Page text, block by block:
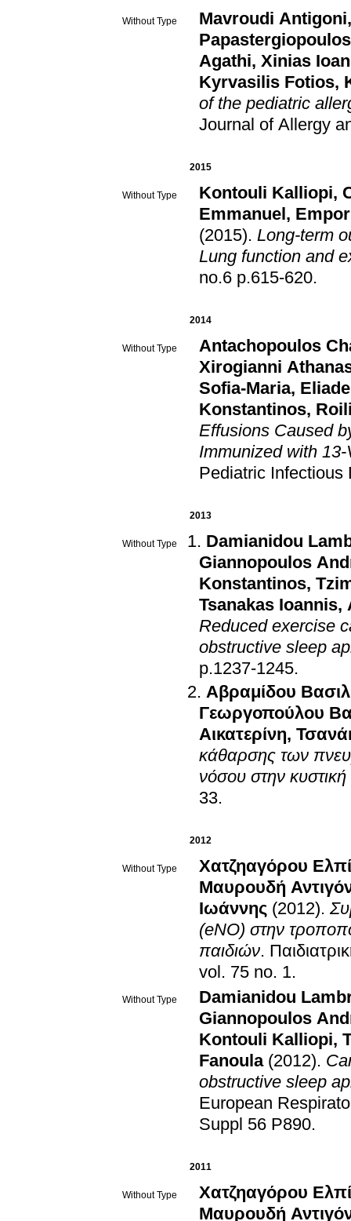
Without Type Mavroudi Antigoni
Agathi, Xinias
Kyrvasilis Fotios,
of the pediatric
Journal of Allergy
2015
Without Type Kontouli Kalliopi,
Emmanuel ,
(2015). Long-term
Lung function and
no.6 p.615-620.
2014
Without Type
Antachopoulos
Xirogianni
Sofia-Maria,
Konstantinos,
Effusions Caused
Immunized with
Pediatric Infectious
2013
Without Type
Damianidou
Giannopoulos
Konstantinos,
Tsanakas Ioannis,
Reduced exercise
obstructive sleep
p.1237-1245.
Αβραμίδου
Γεωργοπούλου
Αικατερίνη,
κάθαρσης των
νόσου στην
33.
2012
Without Type
Χατζηαγόρου
Μαυρουδή
Ιωάννης (2012).
(eNO) στην
παιδιών.
vol. 75 no. 1.
Without Type
Damianidou
Giannopoulos
Kontouli Kalliopi,
Fanoula (2012).
obstructive sleep
European
Suppl 56 P890.
2011
Without Type
Χατζηαγόρου
Μαυρουδή